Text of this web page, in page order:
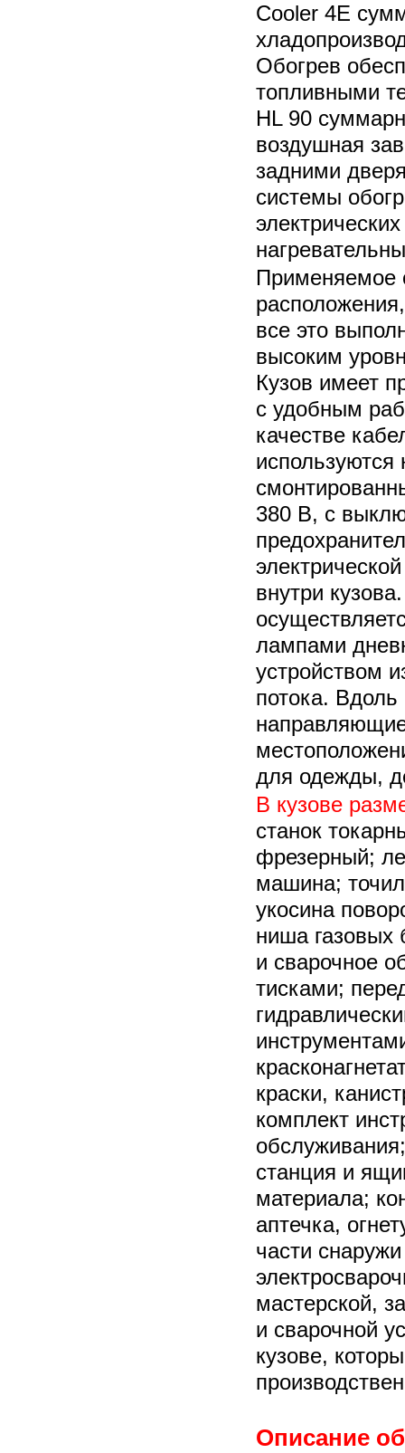
Cooler 4Е
Обогрев
топливными
HL 90
воздушная
задними
системы
Применяемое
все это
высоким
Кузов имеет
с удобным
качестве
используются
380 В, с
внутри
лампами
устройством
потока.
для одежды,
В кузове
станок
фрезерный;
машина;
укосина
ниша газовых
и сварочное
тисками;
краски,
комплект
станция и
материала;
аптечка,
части
мастерской,
и сварочной
кузове,
Описание